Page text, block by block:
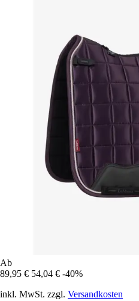
Ab
89,95 € 54,04 € -40%
inkl. MwSt. zzgl. Versandkosten